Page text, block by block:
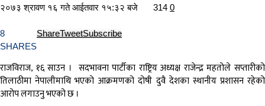
२०७३ श्रावण १६ गते आईतवार १५:३२ बजे
314 0
8
SHARES
ShareTweetSubscribe
राजविराज, १६ साउन । सदभावना पार्टीका राष्ट्रिय अध्यक्ष राजेन्द्र महतोले सप्तारीको
तिलाठीमा नेपालीमाथि भएको आक्रमणको दोषी दुवै देशका स्थानीय प्रशासन रहेको
आरोप लगाउनु भएको छ ।